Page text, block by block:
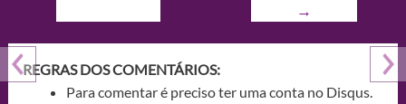
→
REGRAS DOS COMENTÁRIOS:
Para comentar é preciso ter uma conta no Disqus.